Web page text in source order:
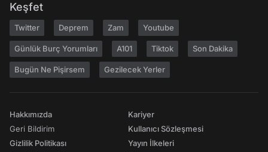
Keşfet
Twitter Deprem Zam Youtube
Günlük Burç Yorumları A101 Tiktok Son Dakika
Bugün Ne Pişirsem Gezilecek Yerler
Hakkımızda
Geri Bildirim
Gizlilik Politikası
Kariyer
Kullanıcı Sözleşmesi
Yayın İlkeleri